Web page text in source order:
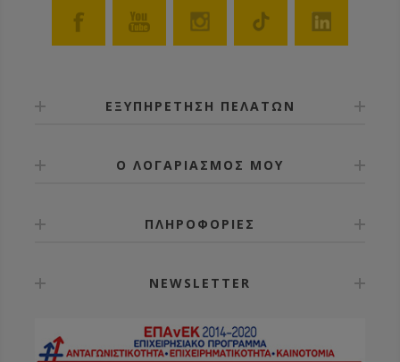
ΕΞΥΠΗΡΕΤΗΣΗ ΠΕΛΑΤΩΝ
Ο ΛΟΓΑΡΙΑΣΜΟΣ ΜΟΥ
ΠΛΗΡΟΦΟΡΙΕΣ
NEWSLETTER